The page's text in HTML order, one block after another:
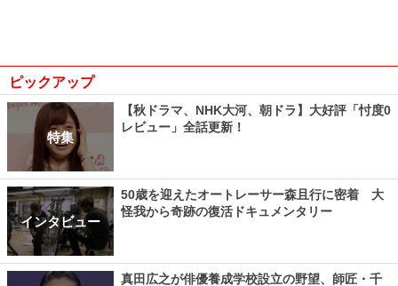
ピックアップ
特集
【秋ドラマ、NHK大河、朝ドラ】大好評「忖度0
レビュー」全話更新！
インタビュー
50歳を迎えたオートレーサー森且行に密着 大
怪我から奇跡の復活ドキュメンタリー
真田広之が俳優養成学校設立の野望、師匠・千